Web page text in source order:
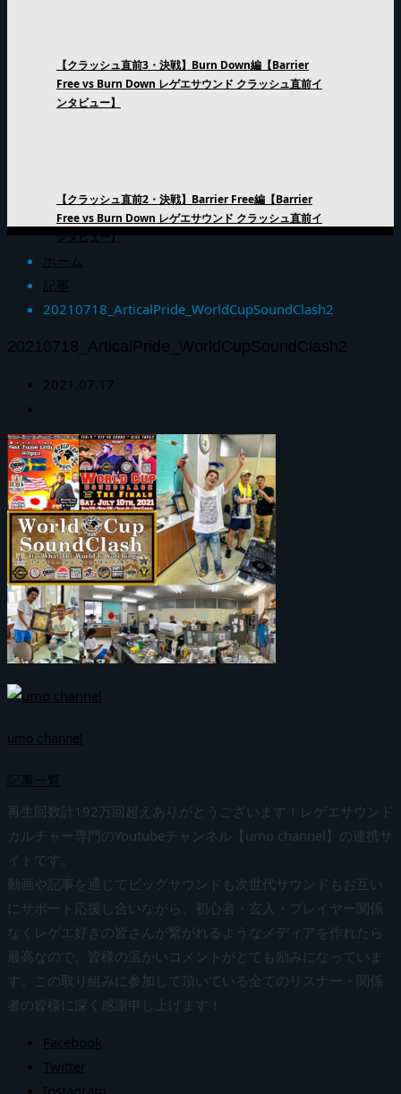
【クラッシュ直前3・決戦】Burn Down編【Barrier
Free vs Burn Down レゲエサウンド クラッシュ直前イ
ンタビュー】
【クラッシュ直前2・決戦】Barrier Free編【Barrier
Free vs Burn Down レゲエサウンド クラッシュ直前イ
ンタビュー】
ホーム
記事
20210718_ArticalPride_WorldCupSoundClash2
20210718_ArticalPride_WorldCupSoundClash2
2021.07.17
umo channel
記事一覧
再生回数計192万回超えありがとうございます！レゲエサウンド
カルチャー専門のYoutubeチャンネル【umo channel】の連携サ
イトです。
動画や記事を通じてビッグサウンドも次世代サウンドもお互い
にサポート応援し合いながら、初心者・玄人・プレイヤー関係
なくレゲエ好きの皆さんが繋がれるようなメディアを作れたら
最高なので、皆様の温かいコメントがとても励みになっていま
す。この取り組みに参加して頂いている全てのリスナー・関係
者の皆様に深く感謝申し上げます！
Facebook
Twitter
Instagram